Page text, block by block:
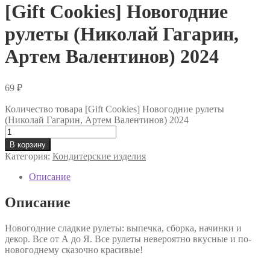
[Gift Cookies] Новогодние
рулеты (Николай Гагарин,
Артем Валентинов) 2024
69 ₽
Количество товара [Gift Cookies] Новогодние рулеты
(Николай Гагарин, Артем Валентинов) 2024
В корзину
Категория: Кондитерские изделия
Описание
Описание
Новогодние сладкие рулеты: выпечка, сборка, начинки и
декор. Все от А до Я. Все рулеты невероятно вкусные и по-
новогоднему сказочно красивые!